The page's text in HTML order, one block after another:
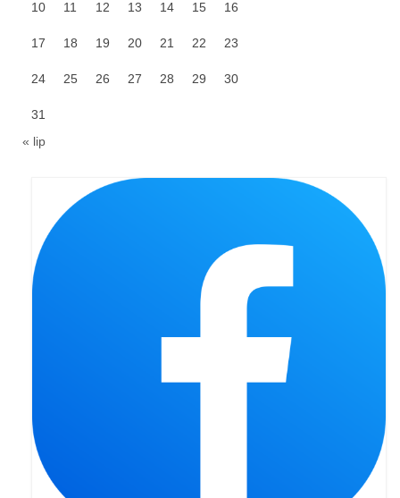
Remont kościoła
100 lecie Niepodległości
Narodowy Dzień Pamięci “Żołnierzy
Wyklętych” 2018
Remont plebanii 2017
10 11 12 13 14 15 16
17 18 19 20 21 22 23
24 25 26 27 28 29 30
31
« lip